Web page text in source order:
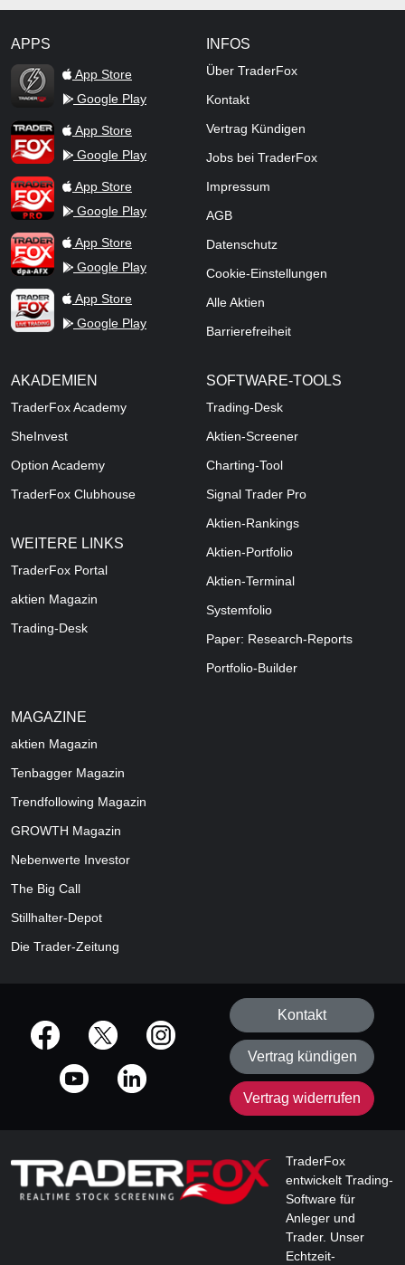
APPS
TraderFox Flash
App Store
Google Play
TraderFox AppApp Store
Google Play
TraderFox ProApp Store
Google Play
TraderFox dpa-AFX ProFeed
App Store
Google Play
TraderFox Live Trading
App Store
Google Play
INFOS
Über TraderFox
Kontakt
Vertrag Kündigen
Jobs bei TraderFox
Impressum
AGB
Datenschutz
Cookie-Einstellungen
Alle Aktien
Barrierefreiheit
AKADEMIEN
TraderFox Academy
SheInvest
Option Academy
TraderFox Clubhouse
WEITERE LINKS
TraderFox Portal
aktien Magazin
Trading-Desk
SOFTWARE-TOOLS
Trading-Desk
Aktien-Screener
Charting-Tool
Signal Trader Pro
Aktien-Rankings
Aktien-Portfolio
Aktien-Terminal
Systemfolio
Paper: Research-Reports
Portfolio-Builder
MAGAZINE
aktien Magazin
Tenbagger Magazin
Trendfollowing Magazin
GROWTH Magazin
Nebenwerte Investor
The Big Call
Stillhalter-Depot
Die Trader-Zeitung
offizielle Social Media-Accounts
Kontakt
Vertrag kündigen
Vertrag widerrufen
TraderFox
entwickelt Trading-
Software für
Anleger und
Trader. Unser
Echtzeit-